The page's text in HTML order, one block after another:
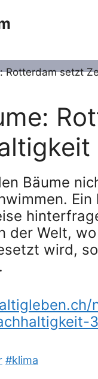
Bäume
Welt,
wird,
#klima